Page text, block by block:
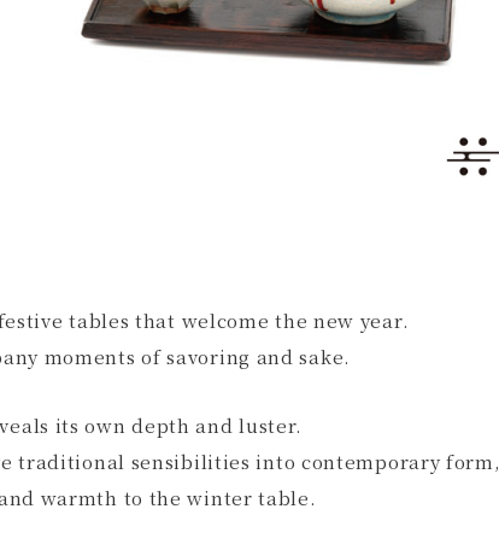
tables that welcome the new year.
moments of savoring and sake.
its own depth and luster.
traditional sensibilities into contemporary form,
warmth to the winter table.